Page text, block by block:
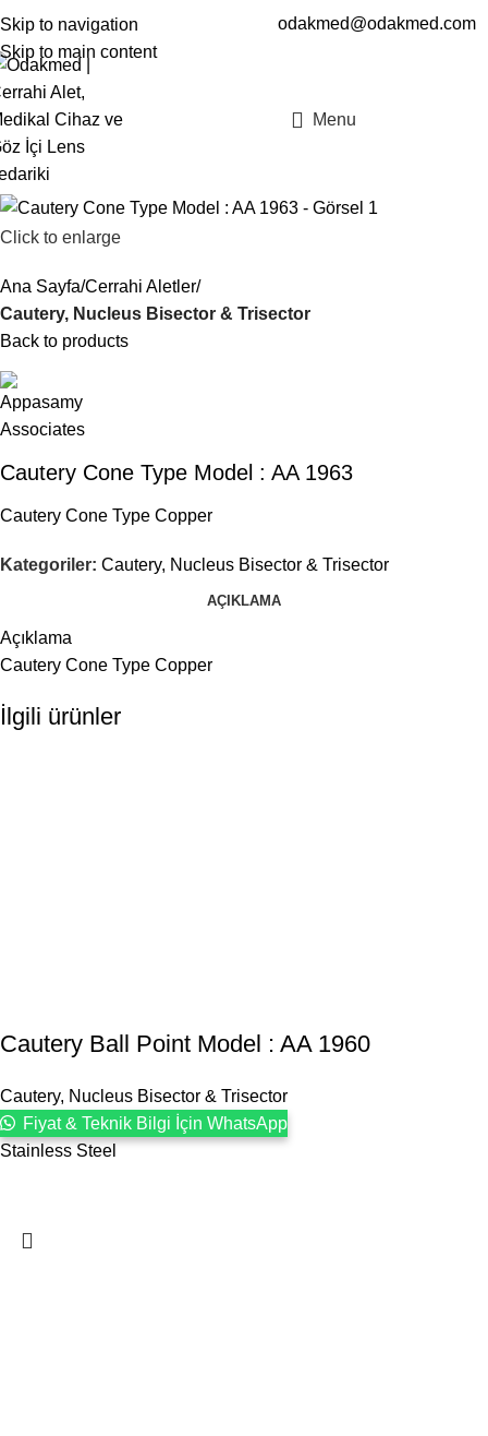
Skip to navigation
Skip to main content
ENTR odakmed@odakmed.com
Menu
Click to enlarge
Ana Sayfa Cerrahi Aletler
Cautery, Nucleus Bisector & Trisector
Back to products
Cautery Cone Type Model : AA 1963
Cautery Cone Type Copper
Kategoriler: Cautery, Nucleus Bisector & Trisector
AÇIKLAMA
Açıklama
Cautery Cone Type Copper
İlgili ürünler
Cautery Ball Point Model : AA 1960
Cautery, Nucleus Bisector & Trisector
Fiyat & Teknik Bilgi İçin WhatsApp
Stainless Steel